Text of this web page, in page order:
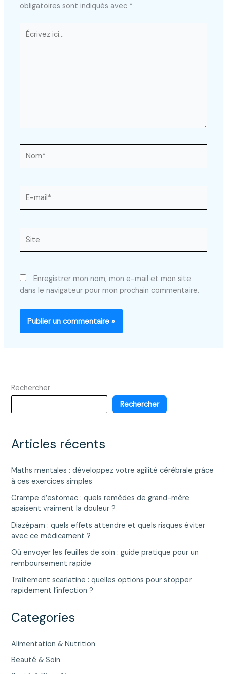
obligatoires sont indiqués avec *
Écrivez
ici…
mail*
Enregistrer mon nom, mon e-mail et mon site
dans le navigateur pour mon prochain commentaire.
Rechercher
Rechercher
Articles récents
Maths mentales : développez votre agilité cérébrale grâce
à ces exercices simples
Crampe d’estomac : quels remèdes de grand-mère
apaisent vraiment la douleur ?
Diazépam : quels effets attendre et quels risques éviter
avec ce médicament ?
Où envoyer les feuilles de soin : guide pratique pour un
remboursement rapide
Traitement scarlatine : quelles options pour stopper
rapidement l’infection ?
Categories
Alimentation & Nutrition
Beauté & Soin